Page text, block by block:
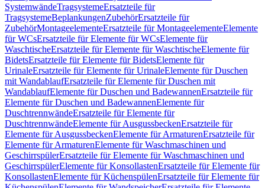
SystemwändeTragsystemeErsatzteile für
TragsystemeBeplankungenZubehörErsatzteile für
ZubehörMontageelementeErsatzteile für MontageelementeElemente
für WCsErsatzteile für Elemente für WCsElemente für
WaschtischeErsatzteile für Elemente für WaschtischeElemente für
BidetsErsatzteile für Elemente für BidetsElemente für
UrinaleErsatzteile für Elemente für UrinaleElemente für Duschen
mit WandablaufErsatzteile für Elemente für Duschen mit
WandablaufElemente für Duschen und BadewannenErsatzteile für
Elemente für Duschen und BadewannenElemente für
DuschtrennwändeErsatzteile für Elemente für
DuschtrennwändeElemente für AusgussbeckenErsatzteile für
Elemente für AusgussbeckenElemente für ArmaturenErsatzteile für
Elemente für ArmaturenElemente für Waschmaschinen und
GeschirrspülerErsatzteile für Elemente für Waschmaschinen und
GeschirrspülerElemente für KonsollastenErsatzteile für Elemente für
KonsollastenElemente für KüchenspülenErsatzteile für Elemente für